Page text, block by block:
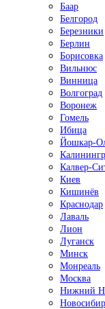
Баар
Белгород
Березники
Берлин
Борисовка
Вильнюс
Винница
Волгоград
Воронеж
Гомель
Ибица
Йошкар-
Калвер-
Киев
Кишинёв
Краснодар
Лаваль
Лион
Луганск
Минск
Монреаль
Москва
Нижний